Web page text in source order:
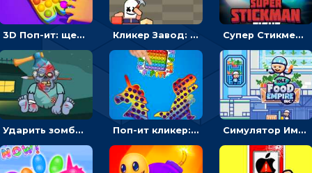
3D Поп-ит: щелкать пузыри, чтобы открывать новый антистресс Кликер Завод: нанимать сотрудников и богатеть Супер Стикмен Бой: бей, чтобы побеждать соперника - кликер
Ударить зомби и взорвать - веселый кликер Поп-ит кликер: нажимать или переворачивать Симулятор Империя еды: выращивать овощи, чтобы развивать бизнес